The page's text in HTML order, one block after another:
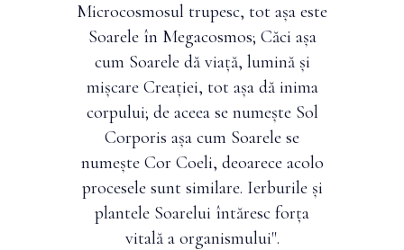
Microcosmosul trupesc, tot așa este
Soarele în Megacosmos; Căci așa
cum Soarele dă viață, lumină și
mișcare Creației, tot așa dă inima
corpului; de aceea se numește Sol
Corporis așa cum Soarele se
numește Cor Coeli, deoarece acolo
procesele sunt similare. Ierburile și
plantele Soarelui întăresc forța
vitală a organismului".